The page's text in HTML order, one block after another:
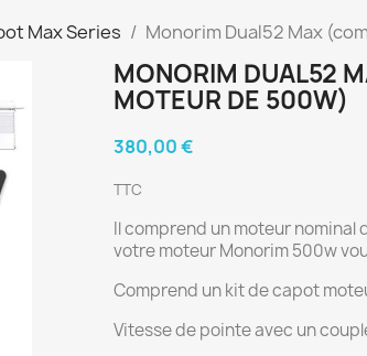
Max Series Monorim Dual52 Max
MONORIM DUAL52
MOTEUR DE 500W)
380,00 €
TTC
Il comprend un moteur
votre moteur Monorim 500w
Comprend un kit de capot
Vitesse de pointe avec un